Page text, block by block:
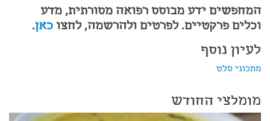
המחפשים ידע מבוסס רפואה מסורתית, מדע
וכלים פרקטיים. לפרטים ולהרשמה, לחצו כאן.
לעיון נוסף
מתכוני סלט
מומלצי החודש